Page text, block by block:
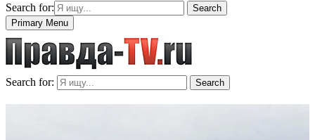
Search for:
Search
Primary Menu
Search for: Search